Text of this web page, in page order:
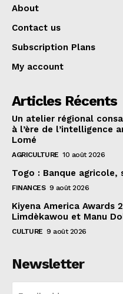
About
Contact us
Subscription Plans
My account
Articles Récents
Un atelier régional
à l’ère de l’intelligence
Lomé
AGRICULTURE 10 août 2026
Togo : Banque agricole,
FINANCES 9 août 2026
Kiyena America Awards
Limdèkawou et Manu
CULTURE 9 août 2026
Newsletter